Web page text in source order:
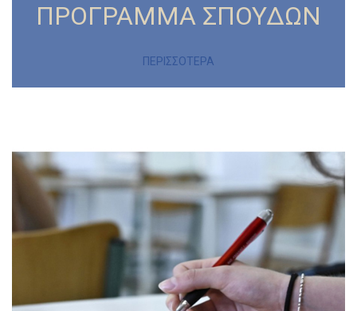
ΠΡΟΓΡΑΜΜΑ ΣΠΟΥΔΩΝ
ΠΕΡΙΣΣΟΤΕΡΑ